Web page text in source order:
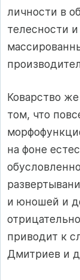
личности в
телесности
Коварство
том, что
на фоне
и юношей и
приводит к
Дмитриев и